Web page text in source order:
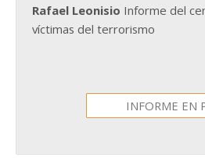
Rafael Leonisio Informe del
víctimas del terrorismo
INFORME EN